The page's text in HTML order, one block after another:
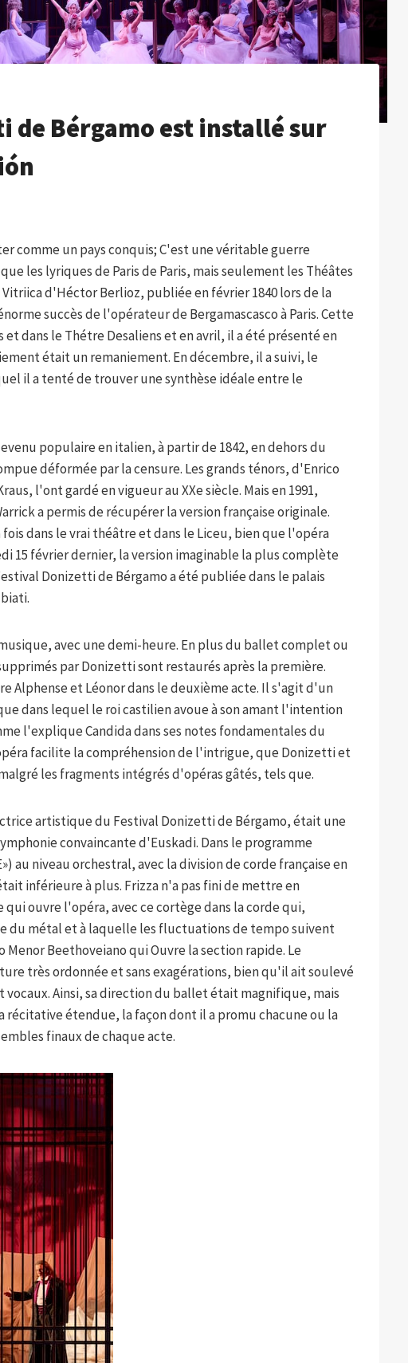
de Bérgamo est installé sur
comme un pays conquis; C'est une véritable guerre
les lyriques de Paris de Paris, mais seulement les Théâtes
d'Héctor Berlioz, publiée en février 1840 lors de la
succès de l'opérateur de Bergamascasco à Paris. Cette
dans le Thétre Desaliens et en avril, il a été présenté en
était un remaniement. En décembre, il a suivi, le
il a tenté de trouver une synthèse idéale entre le
populaire en italien, à partir de 1842, en dehors du
déformée par la censure. Les grands ténors, d'Enrico
l'ont gardé en vigueur au XXe siècle. Mais en 1991,
a permis de récupérer la version française originale.
fois dans le vrai théâtre et dans le Liceu, bien que l'opéra
15 février dernier, la version imaginable la plus complète
Donizetti de Bérgamo a été publiée dans le palais
avec une demi-heure. En plus du ballet complet ou
par Donizetti sont restaurés après la première.
Alphense et Léonor dans le deuxième acte. Il s'agit d'un
dans lequel le roi castilien avoue à son amant l'intention
l'explique Candida dans ses notes fondamentales du
facilite la compréhension de l'intrigue, que Donizetti et
les fragments intégrés d'opéras gâtés, tels que.
artistique du Festival Donizetti de Bérgamo, était une
convaincante d'Euskadi. Dans le programme
au niveau orchestral, avec la division de corde française en
inférieure à plus. Frizza n'a pas fini de mettre en
ouvre l'opéra, avec ce cortège dans la corde qui,
du métal et à laquelle les fluctuations de tempo suivent
Beethoveiano qui Ouvre la section rapide. Le
très ordonnée et sans exagérations, bien qu'il ait soulevé
Ainsi, sa direction du ballet était magnifique, mais
récitative étendue, la façon dont il a promu chacune ou la
finaux de chaque acte.